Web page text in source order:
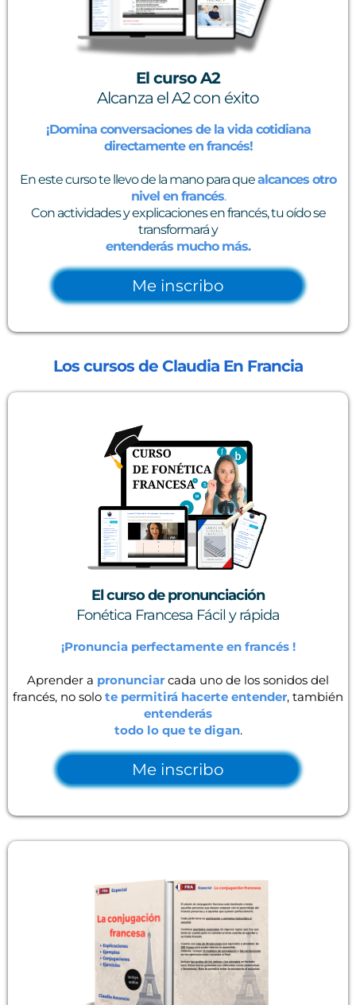
El curso A2
Alcanza el A2 con éxito
¡Domina conversaciones de la vida cotidiana
directamente en francés!
En este curso te llevo de la mano para quealcances otro
nivel en francés.
Con actividades y explicaciones en francés, tu oído se
transformará y
entenderás mucho más.
Me inscribo
Los cursos de Claudia En Francia
El curso de pronunciación
Fonética Francesa Fácil y rápida
¡Pronuncia perfectamente en francés !
Aprender a pronunciar cada uno de los sonidos del
francés, no solo te permitirá hacerte entender, también
entenderás
todo lo que te digan.
Me inscribo